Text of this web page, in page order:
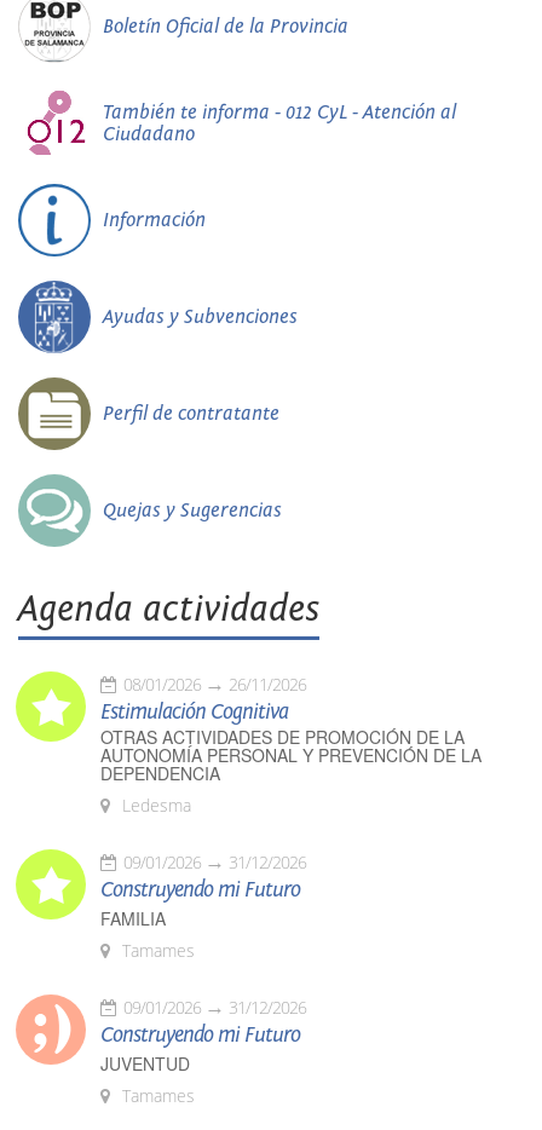
Boletín Oficial de la Provincia
También te informa - 012 CyL - Atención al
Ciudadano
Información
Ayudas y Subvenciones
Perfil de contratante
Quejas y Sugerencias
Agenda actividades
08/01/2026 26/11/2026
Estimulación Cognitiva
OTRAS ACTIVIDADES DE PROMOCIÓN DE LA
AUTONOMÍA PERSONAL Y PREVENCIÓN DE LA
DEPENDENCIA
Ledesma
09/01/2026 31/12/2026
Construyendo mi Futuro
FAMILIA
Tamames
09/01/2026 31/12/2026
Construyendo mi Futuro
JUVENTUD
Tamames